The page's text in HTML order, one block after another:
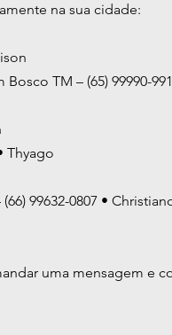
na sua cidade:
TM – (65) 99990-
Thyago
99632-0807 •
uma mensagem e